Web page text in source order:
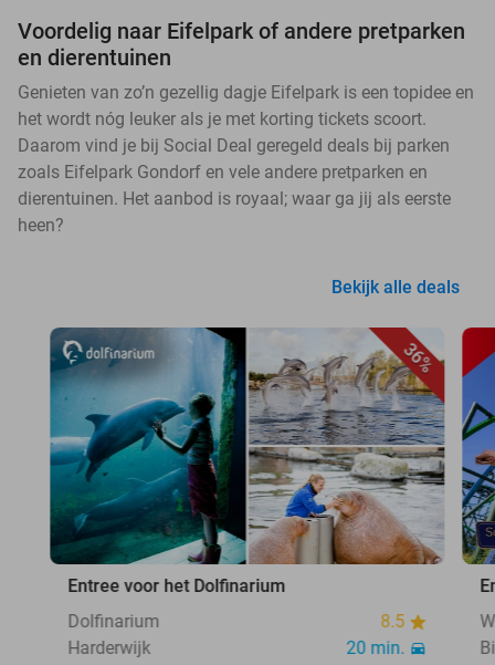
Voordelig naar Eifelpark of andere pretparken
en dierentuinen
Genieten van zo’n gezellig dagje Eifelpark is een topidee en
het wordt nóg leuker als je met korting tickets scoort.
Daarom vind je bij Social Deal geregeld deals bij parken
zoals Eifelpark Gondorf en vele andere pretparken en
dierentuinen. Het aanbod is royaal; waar ga jij als eerste
heen?
Bekijk alle deals
36%
Entree voor het Dolfinarium
Dolfinarium
8.5
Harderwijk
20 min.